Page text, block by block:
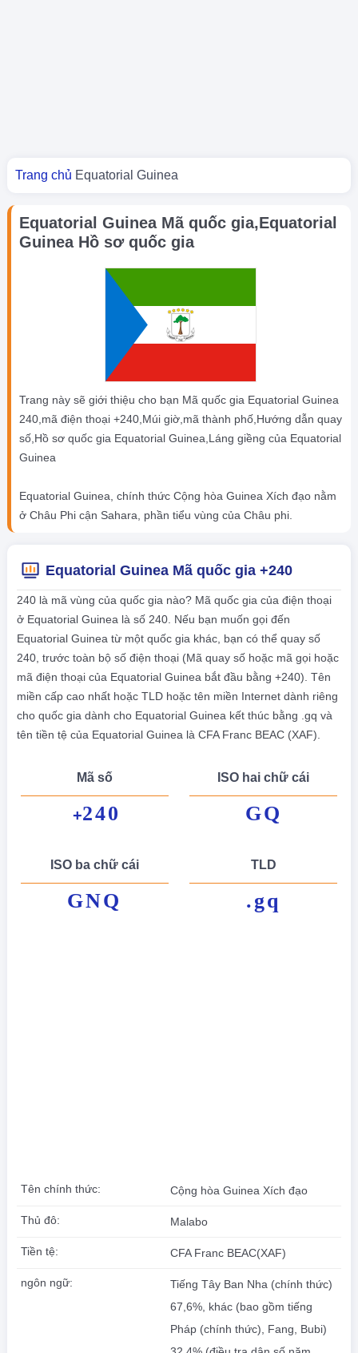
Bạn đang ở đây
Trang chủ Equatorial Guinea
Equatorial Guinea Mã quốc gia,Equatorial
Guinea Hồ sơ quốc gia
Trang này sẽ giới thiệu cho bạn Mã quốc gia Equatorial Guinea
240,mã điện thoại +240,Múi giờ,mã thành phố,Hướng dẫn quay
số,Hồ sơ quốc gia Equatorial Guinea,Láng giềng của Equatorial
Guinea
Equatorial Guinea, chính thức Cộng hòa Guinea Xích đạo nằm
ở Châu Phi cận Sahara, phần tiểu vùng của Châu phi.
Equatorial Guinea Mã quốc gia +240
240 là mã vùng của quốc gia nào? Mã quốc gia của điện thoại
ở Equatorial Guinea là số 240. Nếu bạn muốn gọi đến
Equatorial Guinea từ một quốc gia khác, bạn có thể quay số
240, trước toàn bộ số điện thoại (Mã quay số hoặc mã gọi hoặc
mã điện thoại của Equatorial Guinea bắt đầu bằng +240). Tên
miền cấp cao nhất hoặc TLD hoặc tên miền Internet dành riêng
cho quốc gia dành cho Equatorial Guinea kết thúc bằng .gq và
tên tiền tệ của Equatorial Guinea là CFA Franc BEAC (XAF).
Mã số
+240
ISO hai chữ cái
GQ
ISO ba chữ cái
GNQ
TLD
.gq
Tên chính thức: Cộng hòa Guinea Xích đạo
Thủ đô: Malabo
Tiền tệ: CFA Franc BEAC(XAF)
ngôn ngữ:
Tiếng Tây Ban Nha (chính thức)
67,6%, khác (bao gồm tiếng
Pháp (chính thức), Fang, Bubi)